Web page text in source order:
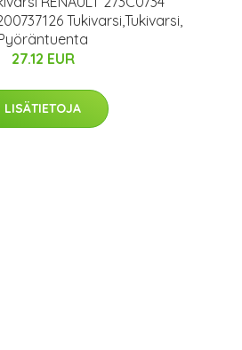
Tukivarsi,Tukivarsi,
27.12 EUR
LISÄTIETOJA